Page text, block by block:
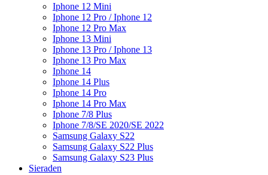
Iphone 12 Mini
Iphone 12 Pro / Iphone 12
Iphone 12 Pro Max
Iphone 13 Mini
Iphone 13 Pro / Iphone 13
Iphone 13 Pro Max
Iphone 14
Iphone 14 Plus
Iphone 14 Pro
Iphone 14 Pro Max
Iphone 7/8 Plus
Iphone 7/8/SE 2020/SE 2022
Samsung Galaxy S22
Samsung Galaxy S22 Plus
Samsung Galaxy S23 Plus
Sieraden